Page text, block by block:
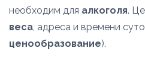
необходим для алкоголя.
веса, адреса и времени
ценообразование).